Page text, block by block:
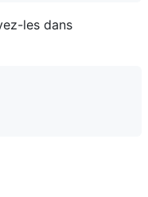
les dans